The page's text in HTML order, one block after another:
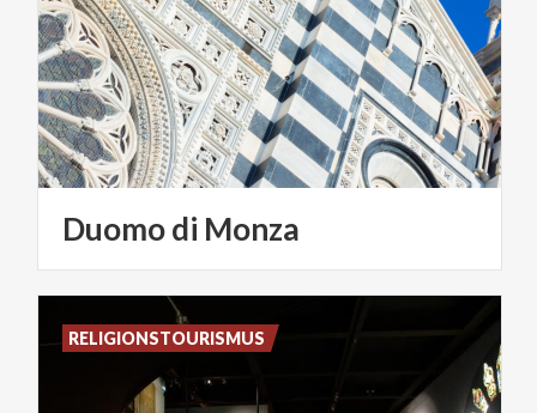
Duomodi Monza
RELIGIONSTOURISMUS